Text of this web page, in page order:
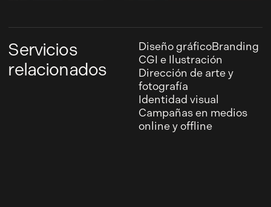
Servicios
relacionados
Diseño gráficoBranding
CGI e Ilustración
Dirección de arte y
fotografía
Identidad visual
Campañas en medios
online y offline